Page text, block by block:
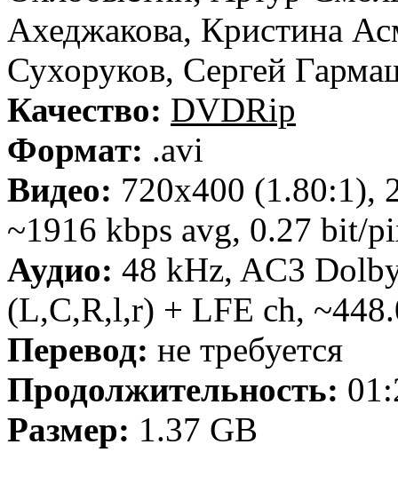
Ахеджакова, Кристина
Сухоруков, Сергей
Качество: DVDRip
Формат: .avi
Видео: 720x400 (1.80:1),
~1916 kbps avg, 0.27 bit/
Аудио: 48 kHz, AC3
(L,C,R,l,r) + LFE ch,
Перевод: не требуется
Продолжительность:
Размер: 1.37 GB